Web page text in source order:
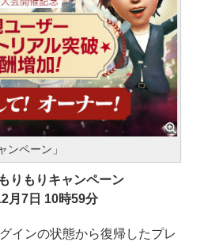
ンペーン」
りもりキャンペーン
月7日 10時59分
インの状態から復帰したプレ